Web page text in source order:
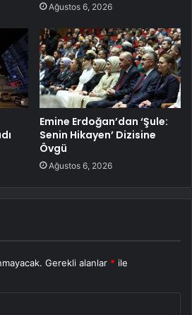
Ağustos 6, 2026
Emine Erdoğan’dan ‘Şule:
Senin Hikayen’ Dizisine
Övgü
Ağustos 6, 2026
Gerekli alanlar * ile